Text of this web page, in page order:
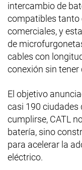
intercambio de
compatibles tanto
comerciales, y
de
cables con
conexión sin tener
El objetivo
casi 190 ciudades
cumplirse, CATL
batería, sino
para acelerar la
eléctrico.